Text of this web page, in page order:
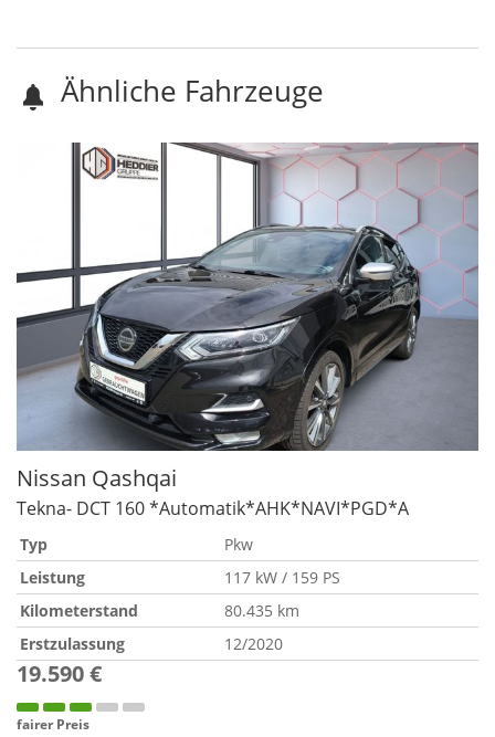
Ähnliche Fahrzeuge
Nissan Qashqai
Tekna- DCT 160 *Automatik*AHK*NAVI*PGD*A
Typ
Pkw
Leistung
117 kW / 159 PS
Kilometerstand
80.435 km
Erstzulassung
12/2020
19.590 €
fairer Preis